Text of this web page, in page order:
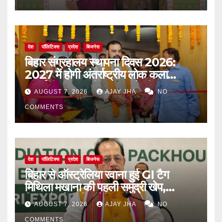
देश पॉलिटिक्स प्रदेश बिजनेस
बिहार संग्रहालय स्थापना दिवस 2026:
2027 में होगी अंतर्राष्ट्रीय लोक कला
प्रदर्शनी, मुख्यमंत्री सम्राट चौधरी का बड़ा
ऐलान
AUGUST 7, 2026 AJAY JHA NO
COMMENTS
देश पॉलिटिक्स प्रदेश बिजनेस
बिहार से ऑस्ट्रेलिया रवाना हुई GI टैग
मिथिला मखाना की पहली समुद्री खेप,
किसानों को मिलेगा वैश्विक बाजार
AUGUST 7, 2026 AJAY JHA NO
COMMENTS